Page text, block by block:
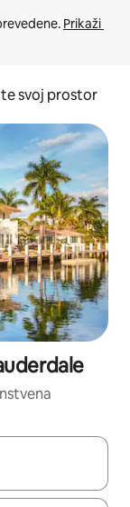
Prikaži
svoj prostor
tipkama gor in